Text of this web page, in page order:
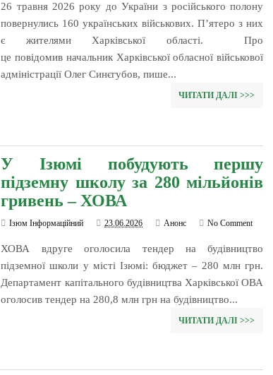
26 травня 2026 року до України з російського полону
повернулись 160 українських військових. Пʼятеро з них
є жителями Харківської області. Про
це повідомив начальник Харківської обласної військової
адміністрації Олег Синєгубов, пише...
ЧИТАТИ ДАЛІ >>>
У Ізюмі побудують першу
підземну школу за 280 мільйонів
гривень – ХОВА
Ізюм Інформаційний 23.06.2026 Анонс No Comment
ХОВА вдруге оголосила тендер на будівництво
підземної школи у місті Ізюмі: бюджет – 280 млн грн.
Департамент капітального будівництва Харківської ОВА
оголосив тендер на 280,8 млн грн на будівництво...
ЧИТАТИ ДАЛІ >>>